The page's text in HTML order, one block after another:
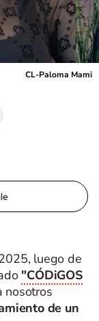
CL-Paloma Mami
luego de
"CÓDiGOS
nosotros
de un